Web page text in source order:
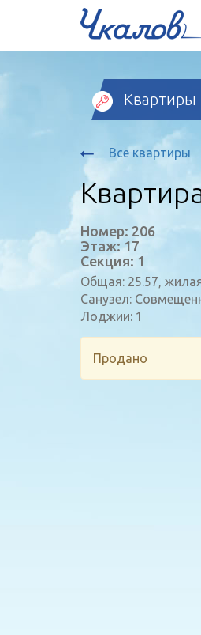
Квартиры
Все квартиры
Номер: 206
Этаж: 17
Секция: 1
Общая: 25.57,
Санузел:
Лоджии: 1
Продано